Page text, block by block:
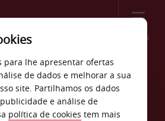
Menu
Rosário
para lhe apresentar ofertas
de dados e melhorar a sua
site. Partilhamos os dados
e análise de
política de cookies tem mais